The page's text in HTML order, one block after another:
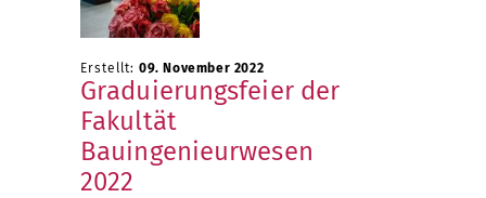
Erstellt: 09. November 2022
Graduierungsfeier der
Fakultät
Bauingenieurwesen
2022